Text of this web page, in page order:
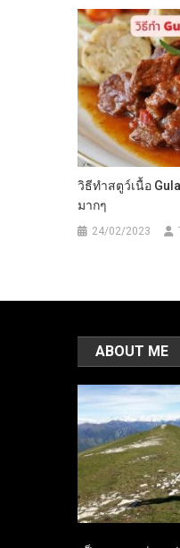
วิธีทำสตูว์เนื้อ
มากๆ
24/02/2023
ABOUT ME